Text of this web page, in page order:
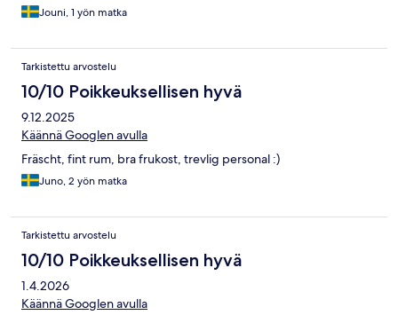
Jouni, 1 yön matka
Tarkistettu arvostelu
10/10 Poikkeuksellisen hyvä
9.12.2025
Käännä Googlen avulla
Fräscht, fint rum, bra frukost, trevlig personal :)
Juno, 2 yön matka
Tarkistettu arvostelu
10/10 Poikkeuksellisen hyvä
1.4.2026
Käännä Googlen avulla